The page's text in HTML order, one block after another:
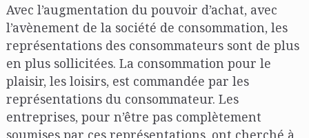
Avec l’augmentation du pouvoir d’achat, avec
l’avènement de la société de consommation, les
représentations des consommateurs sont de plus
en plus sollicitées. La consommation pour le
plaisir, les loisirs, est commandée par les
représentations du consommateur. Les
entreprises, pour n’être pas complètement
soumises par ces représentations, ont cherché à